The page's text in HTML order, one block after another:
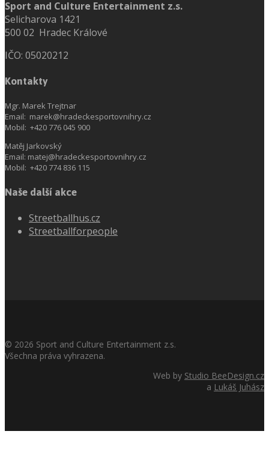
Sport and Culture Entertainment z.s.
Selicharova 1421
500 02 Hradec Králové
IČO: 05020212
Kontakty
Mgr. Marek Trejtnar
Email: marek@hradeckesportovnihry.cz
Mobil: +420 776 045 900
Matěj Jarkovský
Email: matej@hradeckesportovnihry.cz
Mobil: +420 774 836 115
Naše další akce
Streetballhus.cz
Streetballforpeople
© 2026 Sport and Culture Entertainment z.s.
Všechna práva vyhrazena.
Web by Studio BeeDesign.cz
a Lukáš Juhász